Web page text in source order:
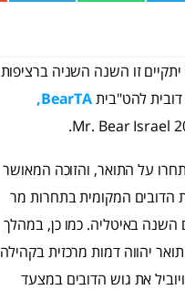
זו השנה השניה ברציפות
להט"ביתBearTA,
על התואר, והזוכה המאושר
הדובים המקומית בתחרות מר
השנה באיטליה. כמו כן, במהלך
יהווה דמות מרכזית בקהילה
את גוש הדובים במצעד